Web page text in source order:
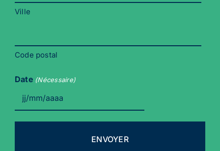
Ville
Code postal
Date (Nécessaire)
JJ